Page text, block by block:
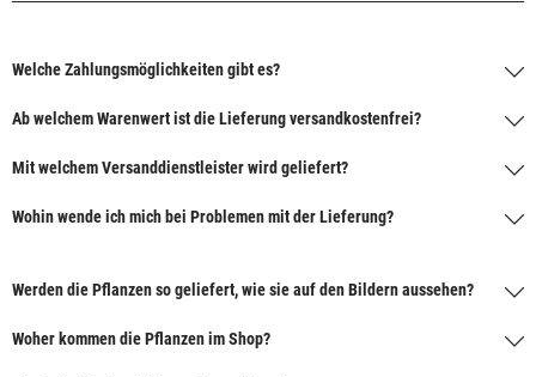
Welche Zahlungsmöglichkeiten gibt es?
Ab welchem Warenwert ist die Lieferung versandkostenfrei?
Mit welchem Versanddienstleister wird geliefert?
Wohin wende ich mich bei Problemen mit der Lieferung?
Werden die Pflanzen so geliefert, wie sie auf den Bildern aussehen?
Woher kommen die Pflanzen im Shop?